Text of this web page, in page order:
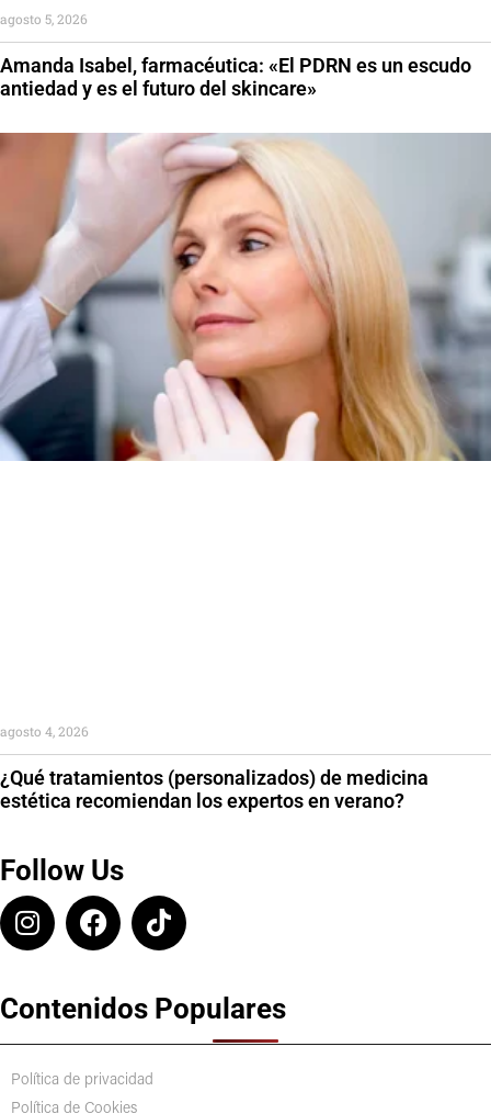
Amanda Isabel, farmacéutica: «El PDRN es un escudo
antiedad y es el futuro del skincare»
agosto 5, 2026
¿Qué tratamientos (personalizados) de medicina
estética recomiendan los expertos en verano?
agosto 4, 2026
Follow Us
Contenidos Populares
Política de privacidad
Política de Cookies